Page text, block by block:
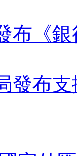
布《
發布